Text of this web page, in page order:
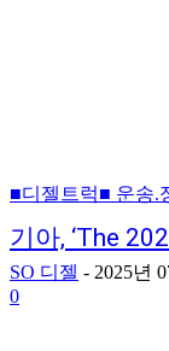
■디젤트럭■ 운송.
기아, ‘The
SO 디젤 - 2025년
0